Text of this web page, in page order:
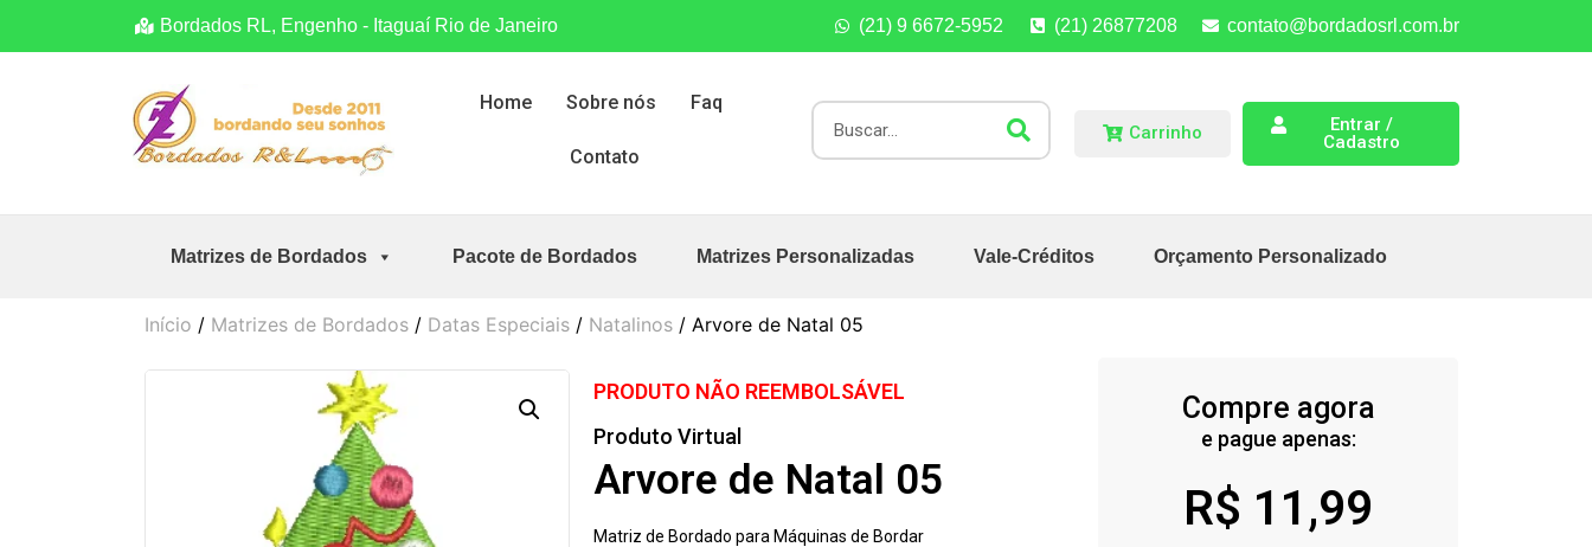
Bordados RL, Engenho - Itaguaí Rio de Janeiro (21) 9 6672-5952 (21) 26877208 contato@bordadosrl.com.br
Home Sobre nós Faq
Contato
Carrinho
Entrar /
Cadastro
Matrizes de Bordados Pacote de Bordados Matrizes Personalizadas Vale-Créditos Orçamento Personalizado
Início / Matrizes de Bordados / Datas Especiais / Natalinos / Arvore de Natal 05
PRODUTO NÃO REEMBOLSÁVEL
Produto Virtual
Arvore de Natal 05
Matriz de Bordado para Máquinas de Bordar
Compre agora
e pague apenas:
R$ 11,99